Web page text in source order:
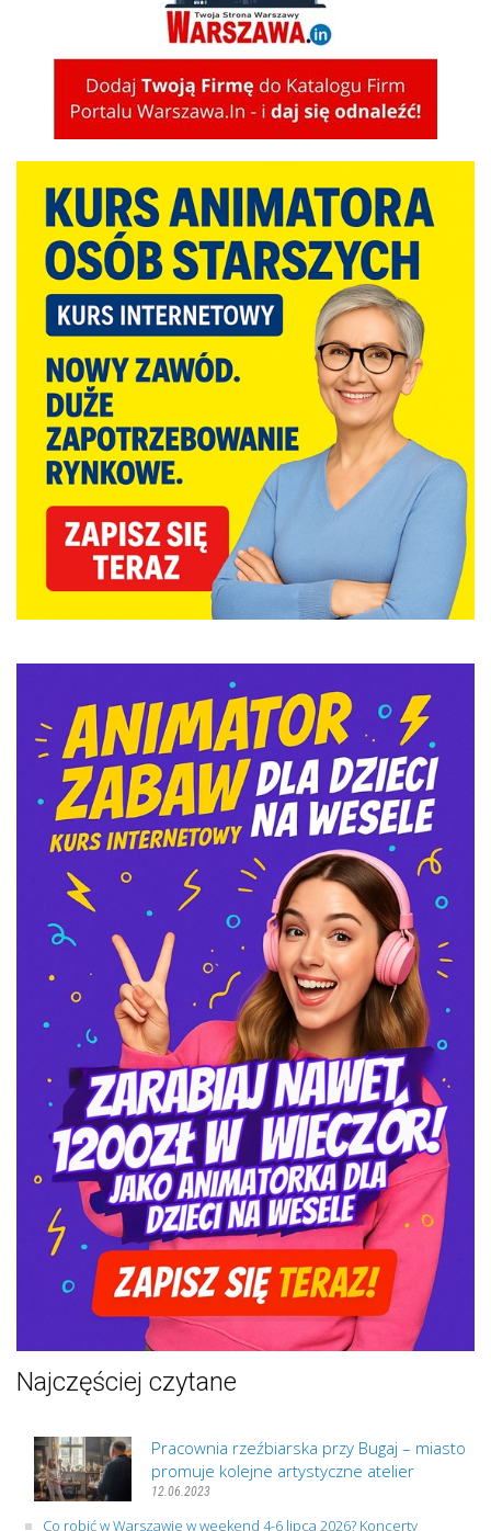
Najczęściej czytane
Pracownia rzeźbiarska przy Bugaj – miasto
promuje kolejne artystyczne atelier
12.06.2023
Co robić w Warszawie w weekend 4-6 lipca 2026? Koncerty